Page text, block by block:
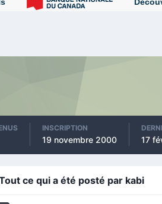
INSCRIPTION
19 novembre 2000 17
ce qui a été posté par kabi